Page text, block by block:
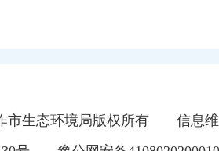
市生态环境局版权所有
信息